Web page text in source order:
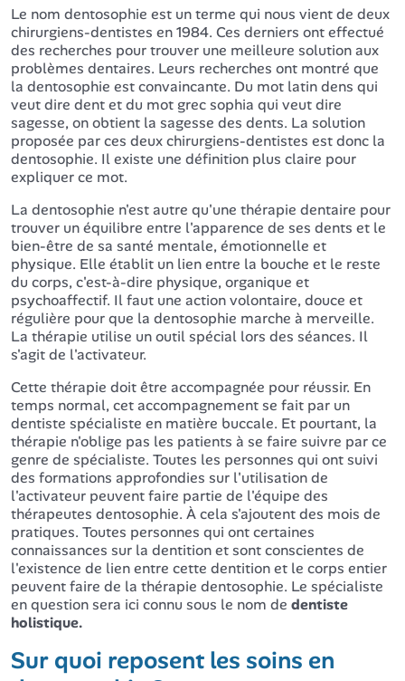
Le nom dentosophie est un terme qui nous vient de deux
chirurgiens-dentistes en 1984. Ces derniers ont effectué
des recherches pour trouver une meilleure solution aux
problèmes dentaires. Leurs recherches ont montré que
la dentosophie est convaincante. Du mot latin dens qui
veut dire dent et du mot grec sophia qui veut dire
sagesse, on obtient la sagesse des dents. La solution
proposée par ces deux chirurgiens-dentistes est donc la
dentosophie. Il existe une définition plus claire pour
expliquer ce mot.
La dentosophie n'est autre qu'une thérapie dentaire pour
trouver un équilibre entre l'apparence de ses dents et le
bien-être de sa santé mentale, émotionnelle et
physique. Elle établit un lien entre la bouche et le reste
du corps, c'est-à-dire physique, organique et
psychoaffectif. Il faut une action volontaire, douce et
régulière pour que la dentosophie marche à merveille.
La thérapie utilise un outil spécial lors des séances. Il
s'agit de l'activateur.
Cette thérapie doit être accompagnée pour réussir. En
temps normal, cet accompagnement se fait par un
dentiste spécialiste en matière buccale. Et pourtant, la
thérapie n'oblige pas les patients à se faire suivre par ce
genre de spécialiste. Toutes les personnes qui ont suivi
des formations approfondies sur l'utilisation de
l'activateur peuvent faire partie de l'équipe des
thérapeutes dentosophie. À cela s'ajoutent des mois de
pratiques. Toutes personnes qui ont certaines
connaissances sur la dentition et sont conscientes de
l'existence de lien entre cette dentition et le corps entier
peuvent faire de la thérapie dentosophie. Le spécialiste
en question sera ici connu sous le nom de dentiste
holistique.
Sur quoi reposent les soins en